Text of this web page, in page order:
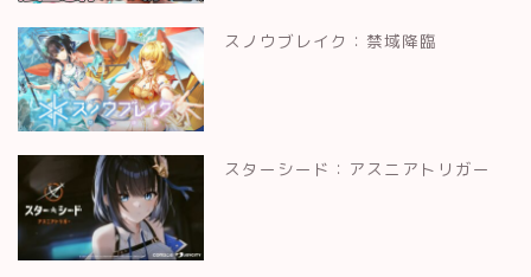
スノウブレイク：禁域降臨
スターシード：アスニアトリガー